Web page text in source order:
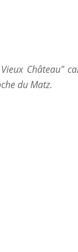
Château"
du Matz.